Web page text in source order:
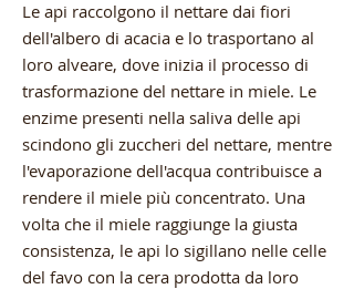
Le api raccolgono il nettare dai fiori
dell'albero di acacia e lo trasportano al
loro alveare, dove inizia il processo di
trasformazione del nettare in miele. Le
enzime presenti nella saliva delle api
scindono gli zuccheri del nettare, mentre
l'evaporazione dell'acqua contribuisce a
rendere il miele più concentrato. Una
volta che il miele raggiunge la giusta
consistenza, le api lo sigillano nelle celle
del favo con la cera prodotta da loro